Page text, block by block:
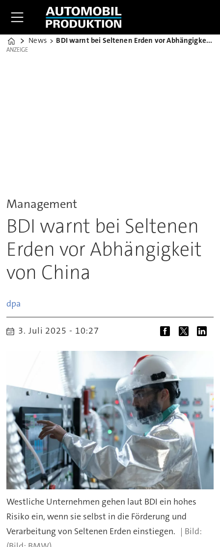
Home
News BDI warnt bei Seltenen Erden vor Abhängigkeit von China
ANZEIGE
ANZEIGE
Management
BDI warnt bei Seltenen
Erden vor Abhängigkeit
von China
dpa
3. Juli 2025 - 10:27
Westliche Unternehmen gehen laut BDI ein hohes
Risiko ein, wenn sie selbst in die Förderung und
Verarbeitung von Seltenen Erden einstiegen.